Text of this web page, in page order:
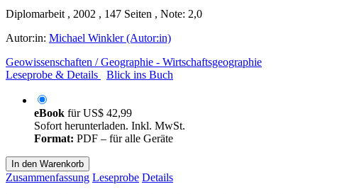
Diplomarbeit , 2002 , 147 Seiten , Note: 2,0
Autor:in: Michael Winkler (Autor:in)
Geowissenschaften / Geographie - Wirtschaftsgeographie
Leseprobe & Details
Blick ins Buch
eBook fürUS$ 42,99
Sofort herunterladen. Inkl. MwSt.
Format: PDF – für alle Geräte
In den Warenkorb
Zusammenfassung Leseprobe Details